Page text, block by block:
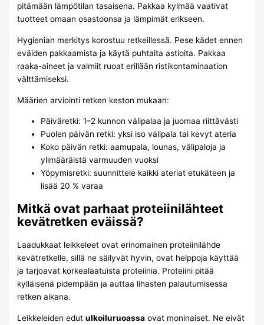
pitämään lämpötilan tasaisena. Pakkaa kylmää vaativat
tuotteet omaan osastoonsa ja lämpimät erikseen.
Hygienian merkitys korostuu retkeillessä. Pese kädet ennen
eväiden pakkaamista ja käytä puhtaita astioita. Pakkaa
raaka-aineet ja valmiit ruoat erillään ristikontaminaation
välttämiseksi.
Määrien arviointi retken keston mukaan:
Päiväretki: 1–2 kunnon välipalaa ja juomaa riittävästi
Puolen päivän retki: yksi iso välipala tai kevyt ateria
Koko päivän retki: aamupala, lounas, välipaloja ja
ylimääräistä varmuuden vuoksi
Yöpymisretki: suunnittele kaikki ateriat etukäteen ja
lisää 20 % varaa
Mitkä ovat parhaat proteiinilähteet
kevätretken eväissä?
Laadukkaat leikkeleet ovat erinomainen proteiinilähde
kevätretkelle, sillä ne säilyvät hyvin, ovat helppoja käyttää
ja tarjoavat korkealaatuista proteiinia. Proteiini pitää
kylläisenä pidempään ja auttaa lihasten palautumisessa
retken aikana.
Leikkeleiden edutulkoiluruoassa ovat moninaiset. Ne eivät